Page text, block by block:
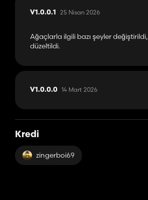
V1.0.0.1 25 Nisan 2026
Ağaçlarla ilgili bazı şeyler
düzeltildi.
V1.0.0.0 14 Mart 2026
Kredi
zingerboi69